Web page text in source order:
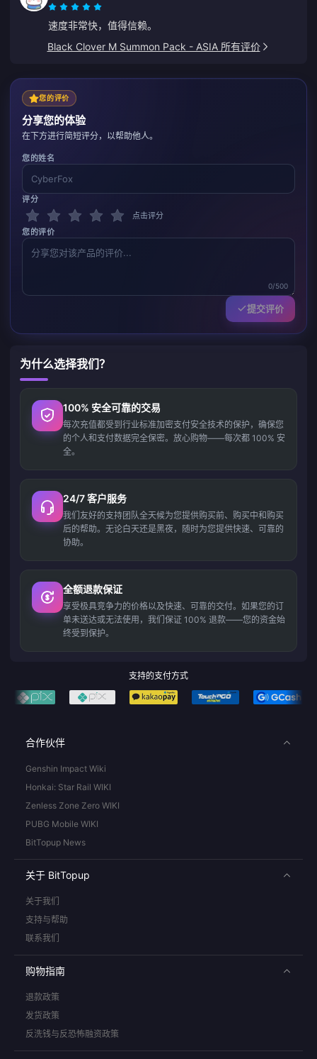
速度非常快，值得信赖。
Black Clover M Summon Pack - ASIA 所有评价
您的评价
分享您的体验
在下方进行简短评分，以帮助他人。
您的姓名
评分
点击评分
您的评价
0/500
提交评价
为什么选择我们？
100% 安全可靠的交易
每次充值都受到行业标准加密支付安全技术的保护，确保您
的个人和支付数据完全保密。放心购物——每次都 100% 安
全。
24/7 客户服务
我们友好的支持团队全天候为您提供购买前、购买中和购买
后的帮助。无论白天还是黑夜，随时为您提供快速、可靠的
协助。
全额退款保证
享受极具竞争力的价格以及快速、可靠的交付。如果您的订
单未送达或无法使用，我们保证 100% 退款——您的资金始
终受到保护。
支持的支付方式
合作伙伴
Genshin Impact Wiki
Honkai: Star Rail WIKI
Zenless Zone Zero WIKI
PUBG Mobile WIKI
BitTopup News
关于 BitTopup
关于我们
支持与帮助
联系我们
购物指南
退款政策
发货政策
反洗钱与反恐怖融资政策